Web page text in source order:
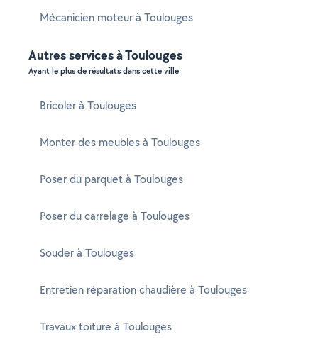
Mécanicien moteur à Toulouges
Autres services à Toulouges
Ayant le plus de résultats dans cette ville
Bricoler à Toulouges
Monter des meubles à Toulouges
Poser du parquet à Toulouges
Poser du carrelage à Toulouges
Souder à Toulouges
Entretien réparation chaudière à Toulouges
Travaux toiture à Toulouges